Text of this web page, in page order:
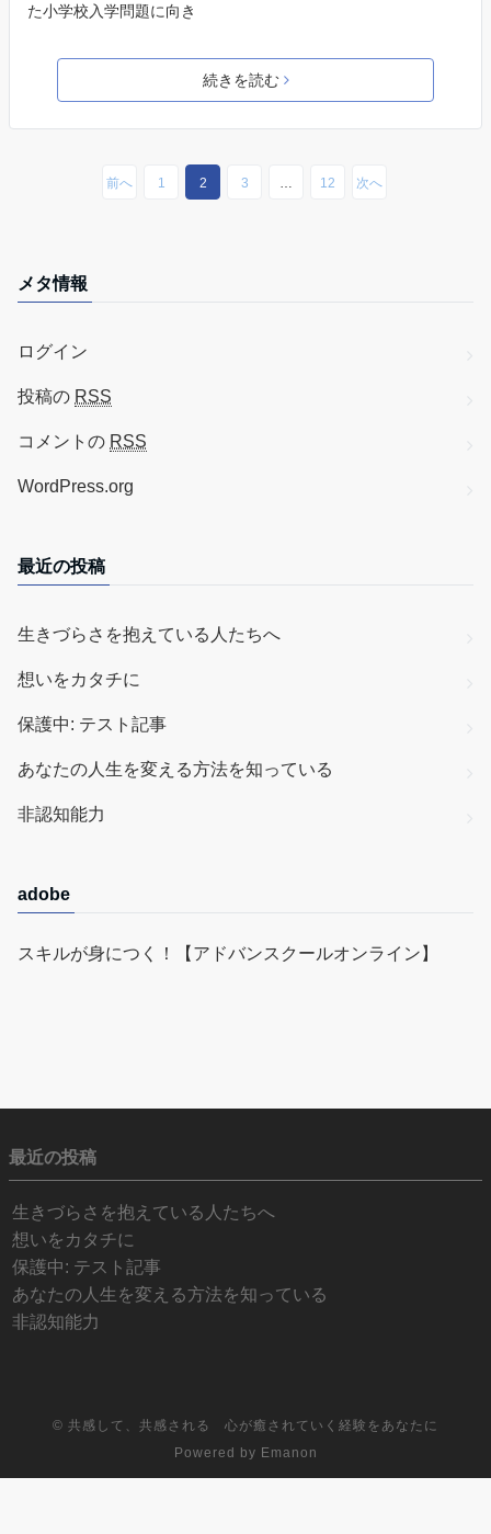
た小学校入学問題に向き
続きを読む
前へ 1 2 3 … 12 次へ
メタ情報
ログイン
投稿の RSS
コメントの RSS
WordPress.org
最近の投稿
生きづらさを抱えている人たちへ
想いをカタチに
保護中: テスト記事
あなたの人生を変える方法を知っている
非認知能力
adobe
スキルが身につく！【アドバンスクールオンライン】
最近の投稿
生きづらさを抱えている人たちへ
想いをカタチに
保護中: テスト記事
あなたの人生を変える方法を知っている
非認知能力
© 共感して、共感される 心が癒されていく経験をあなたに
Powered by Emanon